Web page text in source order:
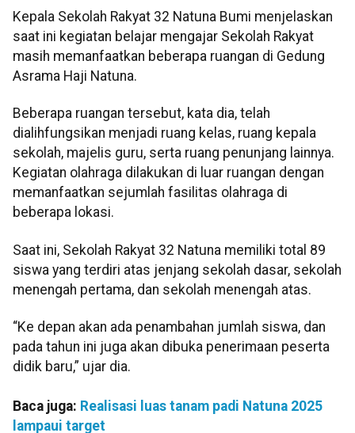
Kepala Sekolah Rakyat 32 Natuna Bumi menjelaskan
saat ini kegiatan belajar mengajar Sekolah Rakyat
masih memanfaatkan beberapa ruangan di Gedung
Asrama Haji Natuna.
Beberapa ruangan tersebut, kata dia, telah
dialihfungsikan menjadi ruang kelas, ruang kepala
sekolah, majelis guru, serta ruang penunjang lainnya.
Kegiatan olahraga dilakukan di luar ruangan dengan
memanfaatkan sejumlah fasilitas olahraga di
beberapa lokasi.
Saat ini, Sekolah Rakyat 32 Natuna memiliki total 89
siswa yang terdiri atas jenjang sekolah dasar, sekolah
menengah pertama, dan sekolah menengah atas.
“Ke depan akan ada penambahan jumlah siswa, dan
pada tahun ini juga akan dibuka penerimaan peserta
didik baru,” ujar dia.
Baca juga: Realisasi luas tanam padi Natuna 2025
lampaui target